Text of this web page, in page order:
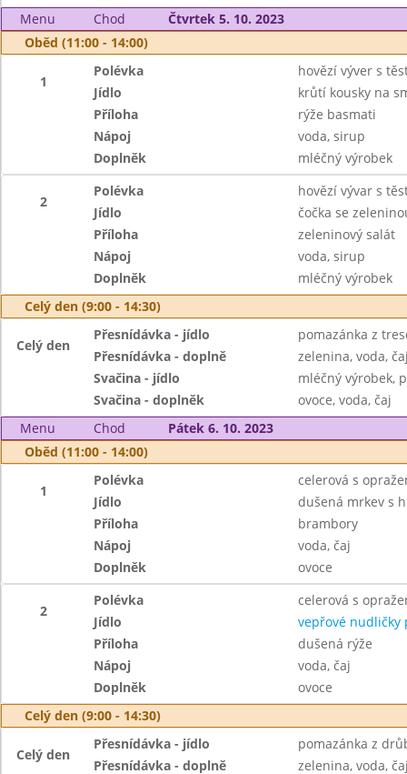
Menu
Chod
Čtvrtek 5. 10. 2023
Oběd (11:00 - 14:00)
1
Polévka
hovězí výver s
Jídlo
krůtí kousky na
Příloha
rýže basmati
Nápoj
voda, sirup
Doplněk
mléčný výrobek
2
Polévka
hovězí vývar s
Jídlo
čočka se
Příloha
zeleninový salát
Nápoj
voda, sirup
Doplněk
mléčný výrobek
Celý den (9:00 - 14:30)
Celý den
Přesnídávka - jídlo
pomazánka z
Přesnídávka - doplně
zelenina, voda,
Svačina - jídlo
mléčný výrobek,
Svačina - doplněk
ovoce, voda, čaj
Menu
Chod
Pátek 6. 10. 2023
Oběd (11:00 - 14:00)
1
Polévka
celerová s
Jídlo
dušená mrkev s
Příloha
brambory
Nápoj
voda, čaj
Doplněk
ovoce
2
Polévka
celerová s
Jídlo
vepřové nudličky
Příloha
dušená rýže
Nápoj
voda, čaj
Doplněk
ovoce
Celý den (9:00 - 14:30)
Celý den
Přesnídávka - jídlo
pomazánka z
Přesnídávka - doplně
zelenina, voda,